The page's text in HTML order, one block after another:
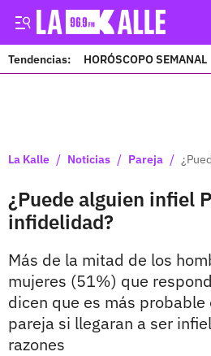
Tendencias: HORÓSCOPO SEMANAL
La Kalle / Noticias / Pareja /
¿Puede alguien infiel
infidelidad?
Más de la mitad de los
mujeres (51%) que
dicen que es más
pareja si llegaran a ser
razones